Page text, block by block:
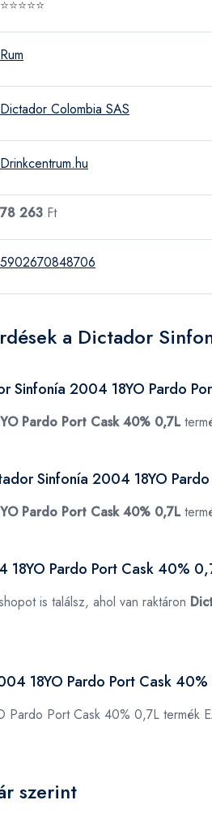
⭐⭐⭐⭐⭐
Rum
Dictador Colombia SAS
Drinkcentrum.hu
78 263 Ft
5902670848706
a Dictador
Sinfonía 2004 18YO Pardo
Pardo Port Cask 40% 0,7L
Sinfonía 2004 18YO
Pardo Port Cask 40% 0,7L
18YO Pardo Port Cask 40%
is találsz, ahol van raktáron
18YO Pardo Port Cask
Pardo Port Cask 40% 0,7L termék
szerint